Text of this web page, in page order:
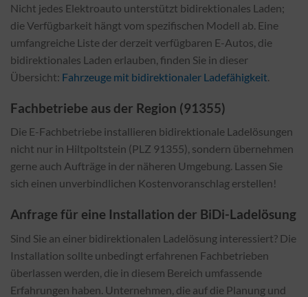
Nicht jedes Elektroauto unterstützt bidirektionales Laden;
die Verfügbarkeit hängt vom spezifischen Modell ab. Eine
umfangreiche Liste der derzeit verfügbaren E-Autos, die
bidirektionales Laden erlauben, finden Sie in dieser
Übersicht: Fahrzeuge mit bidirektionaler Ladefähigkeit.
Fachbetriebe aus der Region (91355)
Die E-Fachbetriebe installieren bidirektionale Ladelösungen
nicht nur in Hiltpoltstein (PLZ 91355), sondern übernehmen
gerne auch Aufträge in der näheren Umgebung. Lassen Sie
sich einen unverbindlichen Kostenvoranschlag erstellen!
Anfrage für eine Installation der BiDi-Ladelösung
Sind Sie an einer bidirektionalen Ladelösung interessiert? Die
Installation sollte unbedingt erfahrenen Fachbetrieben
überlassen werden, die in diesem Bereich umfassende
Erfahrungen haben. Unternehmen, die auf die Planung und